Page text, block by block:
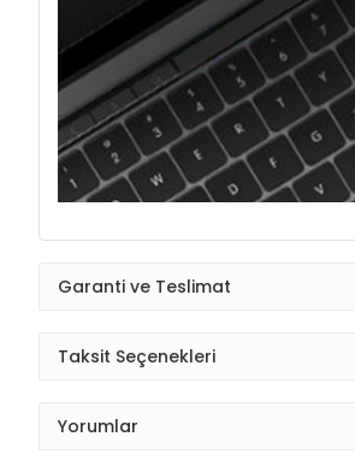
Garanti ve Teslimat
Taksit Seçenekleri
Yorumlar